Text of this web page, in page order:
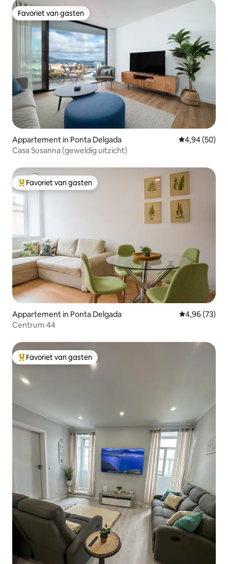
Favoriet van gasten
Favoriet van gasten
Appartement in Ponta Delgada Gemiddelde
4,94 (50)
Casa Susanna (geweldig uitzicht)
Topfavoriet van gasten
Favoriet van gasten
Appartement in Ponta Delgada Gemiddelde
4,96 (73)
Centrum 44
Topfavoriet van gasten
Favoriet van gasten